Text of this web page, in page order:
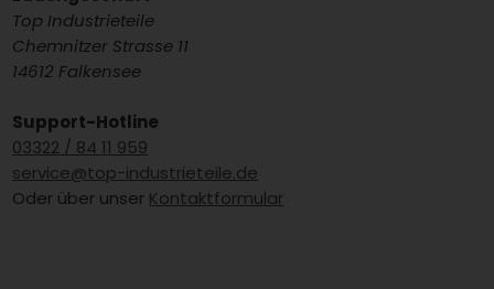
Top Industrieteile
Chemnitzer Strasse 11
14612 Falkensee
Support-Hotline
03322 / 84 11 959
service@top-industrieteile.de
Oder über unser Kontaktformular